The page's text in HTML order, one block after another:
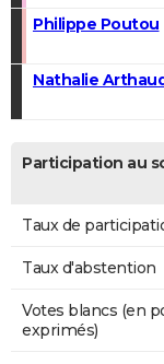
Philippe Poutou
Nathalie
Participation au
Taux de
Taux d'abstention
Votes blancs (en
exprimés)